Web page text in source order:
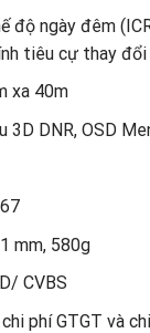
độ ngày đêm
tiêu cự thay
xa 40m
3D DNR, OSD
mm, 580g
CVBS
phí GTGT và